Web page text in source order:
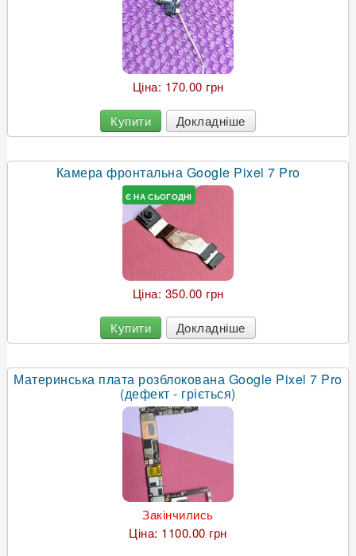
Ціна: 170.00 грн
Купити Докладніше
Камера фронтальна Google Pixel 7 Pro
Є НА СЬОГОДНІ
Ціна: 350.00 грн
Купити Докладніше
Материнська плата розблокована Google Pixel 7 Pro
(дефект - гріється)
Закінчились
Ціна: 1100.00 грн